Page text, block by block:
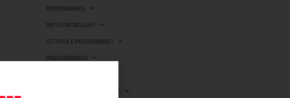
PERFORMANCE
ENTI CONTROLLATI
ATTIVITÀ E PROCEDIMENTI
PROVVEDIMENTI
BANDI DI GARA E CONTRATTI